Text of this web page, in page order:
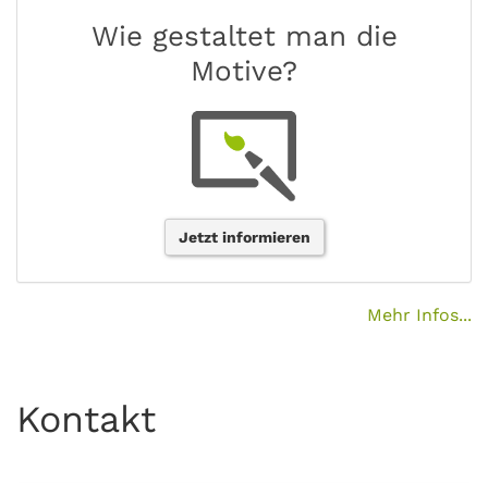
Wie gestaltet man die
Motive?
Jetzt informieren
Mehr Infos...
Kontakt